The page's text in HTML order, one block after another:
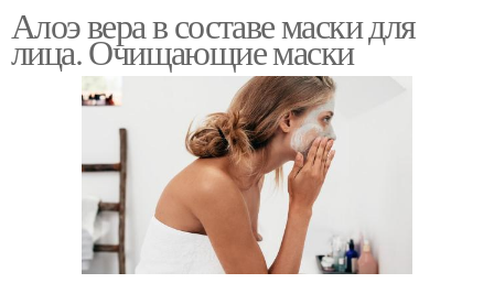
Алоэ вера в составе маски для
лица. Очищающие маски